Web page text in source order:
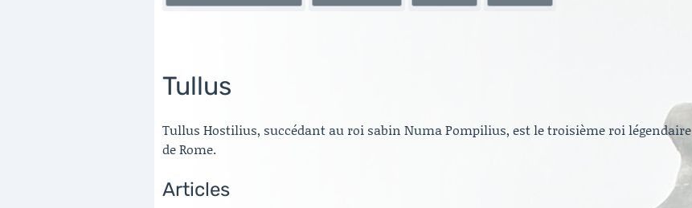
Tullus
Tullus Hostilius, succédant au roi sabin Numa Pompilius, est le troisième roi légendaire
de Rome.
Articles